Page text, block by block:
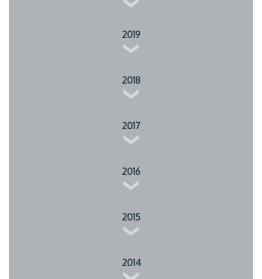
2019
2018
2017
2016
2015
2014